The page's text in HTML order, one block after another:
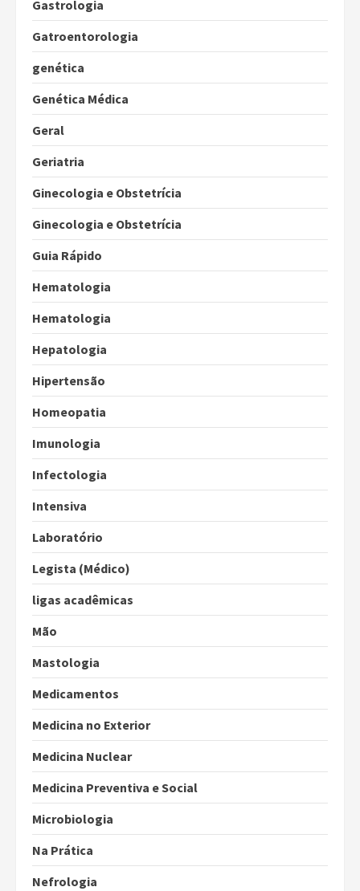
Gastrologia
Gatroentorologia
genética
Genética Médica
Geral
Geriatria
Ginecologia e Obstetrícia
Ginecologia e Obstetrícia
Guia Rápido
Hematologia
Hematologia
Hepatologia
Hipertensão
Homeopatia
Imunologia
Infectologia
Intensiva
Laboratório
Legista (Médico)
ligas acadêmicas
Mão
Mastologia
Medicamentos
Medicina no Exterior
Medicina Nuclear
Medicina Preventiva e Social
Microbiologia
Na Prática
Nefrologia